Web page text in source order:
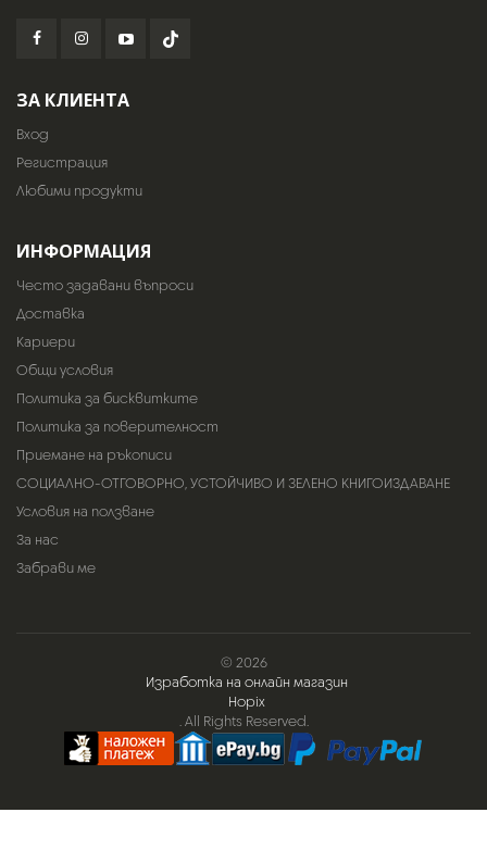
ЗА КЛИЕНТА
Вход
Регистрация
Любими продукти
ИНФОРМАЦИЯ
Често задавани въпроси
Доставка
Кариери
Общи условия
Политика за бисквитките
Политика за поверителност
Приемане на ръкописи
СОЦИАЛНО-ОТГОВОРНО, УСТОЙЧИВО И ЗЕЛЕНО КНИГОИЗДАВАНЕ
Условия на ползване
За нас
Забрави ме
© 2026
Изработка на онлайн магазин
Hopix
. All Rights Reserved.